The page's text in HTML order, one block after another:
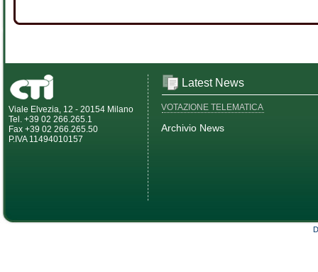
Viale Elvezia, 12 - 20154 Milano
Tel. +39 02 266.265.1
Fax +39 02 266.265.50
P.IVA 11494010157
Latest News
VOTAZIONE TELEMATICA
Archivio News